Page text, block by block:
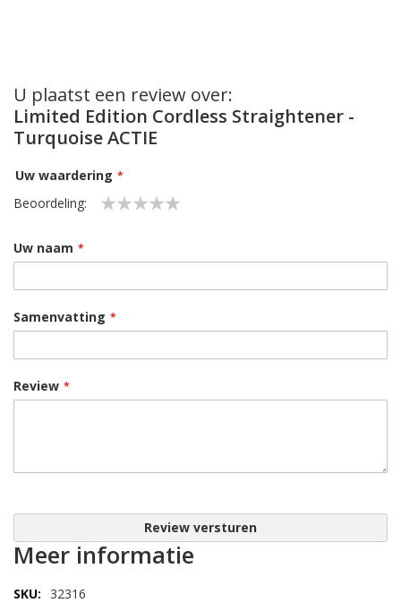
U plaatst een review over:
Limited Edition Cordless Straightener -
Turquoise ACTIE
Uw waardering
Beoordeling:
Uw naam
Samenvatting
Review
Review versturen
Meer informatie
32316